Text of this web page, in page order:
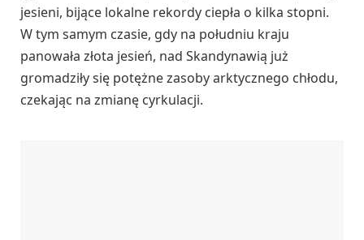
jesieni, bijące lokalne rekordy ciepła o kilka stopni.
W tym samym czasie, gdy na południu kraju
panowała złota jesień, nad Skandynawią już
gromadziły się potężne zasoby arktycznego chłodu,
czekając na zmianę cyrkulacji.